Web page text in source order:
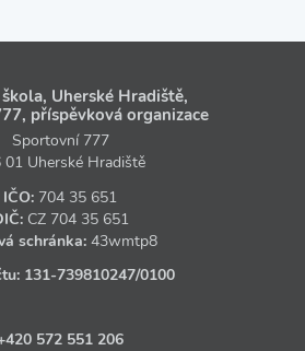
Uherské Hradiště,
příspěvková organizace
Sportovní 777
01 Uherské Hradiště
IČO: 704 35 651
CZ 704 35 651
schránka: 43wmtp8
131‑739810247/0100
572 551 206